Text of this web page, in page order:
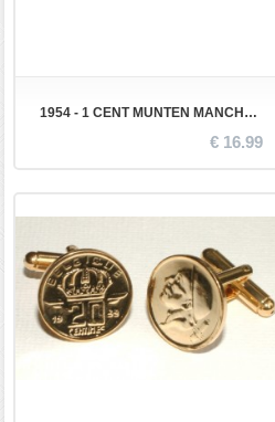
1954 - 1 CENT MUNTEN MANCHETKNOPEN
€ 16.99